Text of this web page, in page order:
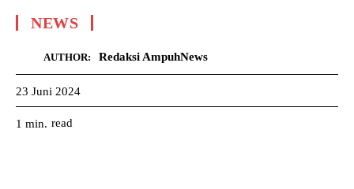
NEWS
AUTHOR: Redaksi AmpuhNews
23 Juni 2024
1 min. read